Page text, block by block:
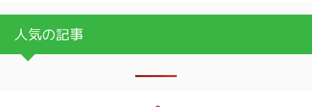
人気の記事